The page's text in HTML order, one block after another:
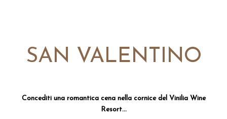
SAN VALENTINO
Concediti una romantica cena nella cornice del Vinilia Wine
Resort...